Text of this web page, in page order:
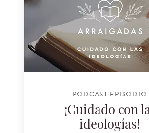
PODCAST EPISODIO
¡Cuidado con
ideologías!